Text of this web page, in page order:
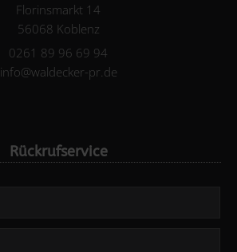
Florinsmarkt 14
56068 Koblenz
0261 89 96 69 94
info@waldecker-pr.de
Rückrufservice